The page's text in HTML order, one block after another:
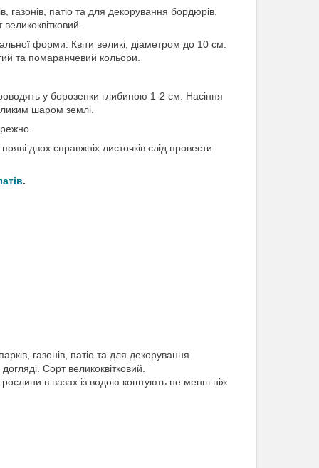
патіо та для декорування бордюрів.
форми. Квіти великі, діаметром до 10 см.
та помаранчевий кольори.
у борозенки глибиною 1-2 см. Насіння
шаром землі.
двох справжніх листочків слід провести
.
газонів, патіо та для декорування
Сорт великоквітковий.
рослини в вазах із водою коштують не менш ніж